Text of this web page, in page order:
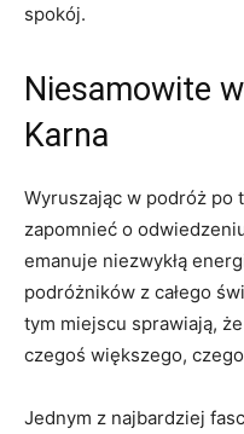
spokój.
Niesamowite
Karna
Wyruszając‌ w podróż ⁢po
zapomnieć⁣ o
emanuje niezwykłą
podróżników z całego
tym miejscu sprawiają,
czegoś większego,
Jednym z najbardziej